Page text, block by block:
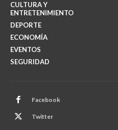
CULTURA Y
ENTRETENIMIENTO
DEPORTE
ECONOMÍA
EVENTOS
SEGURIDAD
Facebook
Twitter